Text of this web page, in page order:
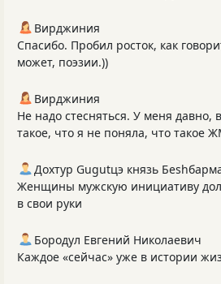
Вирджиния
Спасибо. Пробил росток, как
может, поэзии.))
Вирджиния
Не надо стесняться. У меня давно,
такое, что я не поняла, что такое
Дохтур Gugutцэ князь
Женщины мужскую инициативу
в свои руки
Бородул Евгений Николаевич
Каждое «сейчас» уже в истории